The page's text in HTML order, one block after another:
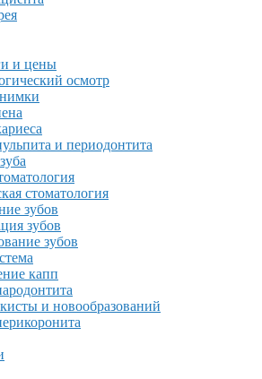
и цены
осмотр
и периодонтита
стоматология
зубов
зубов
зубов
капп
и новообразований